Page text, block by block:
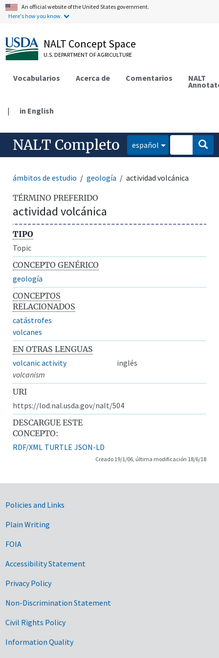
An official website of the United States government.
Here's how you know.
NALT Concept Space
U.S. DEPARTMENT OF AGRICULTURE
Vocabularios Acerca de Comentarios NALT
| in English
NALT Completo español
ámbitos de estudio geología actividad volcánica
TÉRMINO PREFERIDO
actividad volcánica
TIPO
Topic
CONCEPTO GENÉRICO
geología
CONCEPTOS
RELACIONADOS
catástrofes
volcanes
EN OTRAS LENGUAS
volcanic activity
inglés
volcanism
URI
https://lod.nal.usda.gov/nalt/504
DESCARGUE ESTE
CONCEPTO:
RDF/XML TURTLE JSON-LD
Creado 19/1/06, última modificación 18/6/18
Government Links
Policies and Links
Plain Writing
FOIA
Accessibility Statement
Privacy Policy
Non-Discrimination Statement
Civil Rights Policy
Information Quality